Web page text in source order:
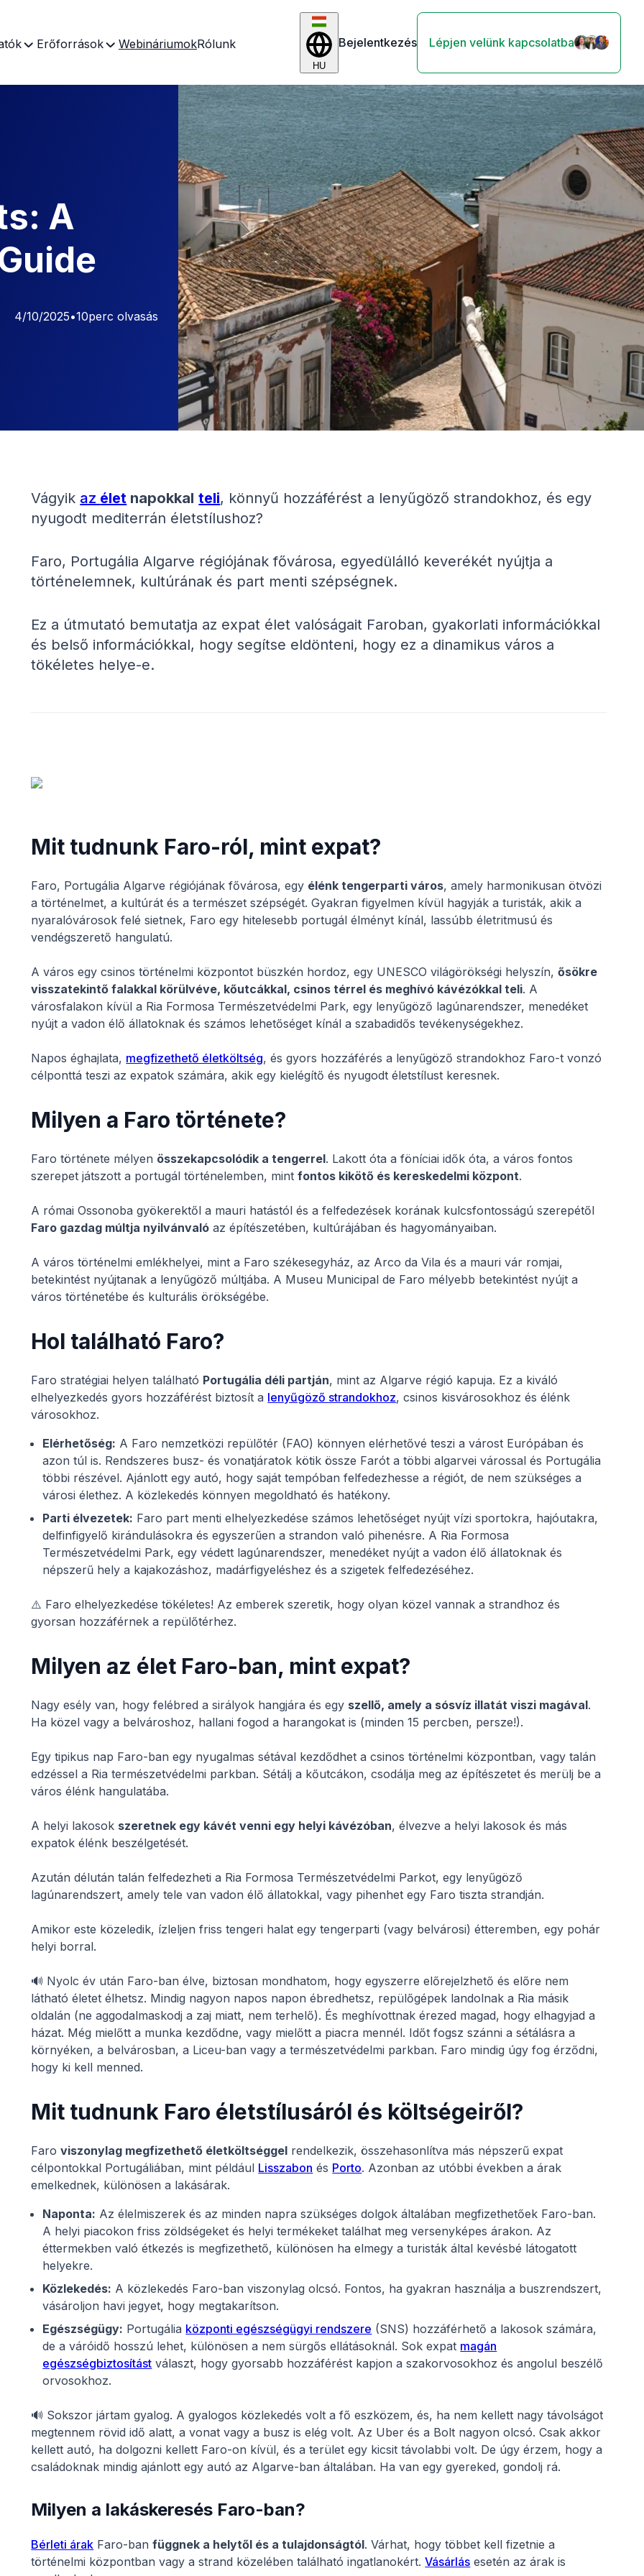
Erőforrások WebináriumokRólunk
HU
Bejelentkezés Lépjen velünk kapcsolatba
A
4/10/2025•10perc olvasás
Vágyik az élet napokkal teli, könnyű hozzáférést a lenyűgöző strandokhoz, és egy
nyugodt mediterrán életstílushoz?
Faro, Portugália Algarve régiójának fővárosa, egyedülálló keverékét nyújtja a
történelemnek, kultúrának és part menti szépségnek.
Ez a útmutató bemutatja az expat élet valóságait Faroban, gyakorlati információkkal
és belső információkkal, hogy segítse eldönteni, hogy ez a dinamikus város a
tökéletes helye-e.
Mit tudnunk Faro-ról, mint expat?
Faro, Portugália Algarve régiójának fővárosa, egy élénk tengerparti város, amely harmonikusan ötvözi
a történelmet, a kultúrát és a természet szépségét. Gyakran figyelmen kívül hagyják a turisták, akik a
nyaralóvárosok felé sietnek, Faro egy hitelesebb portugál élményt kínál, lassúbb életritmusú és
vendégszerető hangulatú.
A város egy csinos történelmi központot büszkén hordoz, egy UNESCO világörökségi helyszín,ősökre
visszatekintő falakkal körülvéve, kőutcákkal, csinos térrel és meghívó kávézókkal teli. A
városfalakon kívül a Ria Formosa Természetvédelmi Park, egy lenyűgöző lagúnarendszer, menedéket
nyújt a vadon élő állatoknak és számos lehetőséget kínál a szabadidős tevékenységekhez.
Napos éghajlata, megfizethető életköltség, és gyors hozzáférés a lenyűgöző strandokhoz Faro-t vonzó
célponttá teszi az expatok számára, akik egy kielégítő és nyugodt életstílust keresnek.
Milyen a Faro története?
Faro története mélyen összekapcsolódik a tengerrel. Lakott óta a föníciai idők óta, a város fontos
szerepet játszott a portugál történelemben, mintfontos kikötő és kereskedelmi központ.
A római Ossonoba gyökerektől a mauri hatástól és a felfedezések korának kulcsfontosságú szerepétől
Faro gazdag múltja nyilvánvaló az építészetében, kultúrájában és hagyományaiban.
A város történelmi emlékhelyei, mint a Faro székesegyház, az Arco da Vila és a mauri vár romjai,
betekintést nyújtanak a lenyűgöző múltjába. A Museu Municipal de Faro mélyebb betekintést nyújt a
város történetébe és kulturális örökségébe.
Hol található Faro?
Faro stratégiai helyen található Portugália déli partján, mint az Algarve régió kapuja. Ez a kiváló
elhelyezkedés gyors hozzáférést biztosít a lenyűgöző strandokhoz, csinos kisvárosokhoz és élénk
városokhoz.
Elérhetőség: A Faro nemzetközi repülőtér (FAO) könnyen elérhetővé teszi a várost Európában és
azon túl is. Rendszeres busz- és vonatjáratok kötik össze Farót a többi algarvei várossal és Portugália
többi részével. Ajánlott egy autó, hogy saját tempóban felfedezhesse a régiót, de nem szükséges a
városi élethez. A közlekedés könnyen megoldható és hatékony.
Parti élvezetek: Faro part menti elhelyezkedése számos lehetőséget nyújt vízi sportokra, hajóutakra,
delfinfigyelő kirándulásokra és egyszerűen a strandon való pihenésre. A Ria Formosa
Természetvédelmi Park, egy védett lagúnarendszer, menedéket nyújt a vadon élő állatoknak és
népszerű hely a kajakozáshoz, madárfigyeléshez és a szigetek felfedezéséhez.
⚠️ Faro elhelyezkedése tökéletes! Az emberek szeretik, hogy olyan közel vannak a strandhoz és
gyorsan hozzáférnek a repülőtérhez.
Milyen az élet Faro-ban, mint expat?
Nagy esély van, hogy felébred a sirályok hangjára és egy szellő, amely a sósvíz illatát viszi magával.
Ha közel vagy a belvároshoz, hallani fogod a harangokat is (minden 15 percben, persze!).
Egy tipikus nap Faro-ban egy nyugalmas sétával kezdődhet a csinos történelmi központban, vagy talán
edzéssel a Ria természetvédelmi parkban. Sétálj a kőutcákon, csodálja meg az építészetet és merülj be a
város élénk hangulatába.
A helyi lakosok szeretnek egy kávét venni egy helyi kávézóban, élvezve a helyi lakosok és más
expatok élénk beszélgetését.
Azután délután talán felfedezheti a Ria Formosa Természetvédelmi Parkot, egy lenyűgöző
lagúnarendszert, amely tele van vadon élő állatokkal, vagy pihenhet egy Faro tiszta strandján.
Amikor este közeledik, ízleljen friss tengeri halat egy tengerparti (vagy belvárosi) étteremben, egy pohár
helyi borral.
🔊 Nyolc év után Faro-ban élve, biztosan mondhatom, hogy egyszerre előrejelzhető és előre nem
látható életet élhetsz. Mindig nagyon napos napon ébredhetsz, repülőgépek landolnak a Ria másik
oldalán (ne aggodalmaskodj a zaj miatt, nem terhelő). És meghívottnak érezed magad, hogy elhagyjad a
házat. Még mielőtt a munka kezdődne, vagy mielőtt a piacra mennél. Időt fogsz szánni a sétálásra a
környéken, a belvárosban, a Liceu-ban vagy a természetvédelmi parkban. Faro mindig úgy fog érződni,
hogy ki kell menned.
Mit tudnunk Faro életstílusáról és költségeiről?
Faroviszonylag megfizethető életköltséggel rendelkezik, összehasonlítva más népszerű expat
célpontokkal Portugáliában, mint például Lisszabon és Porto. Azonban az utóbbi években a árak
emelkednek, különösen a lakásárak.
Naponta: Az élelmiszerek és az minden napra szükséges dolgok általában megfizethetőek Faro-ban.
A helyi piacokon friss zöldségeket és helyi termékeket találhat meg versenyképes árakon. Az
éttermekben való étkezés is megfizethető, különösen ha elmegy a turisták által kevésbé látogatott
helyekre.
Közlekedés: A közlekedés Faro-ban viszonylag olcsó. Fontos, ha gyakran használja a buszrendszert,
vásároljon havi jegyet, hogy megtakarítson.
Egészségügy: Portugália központi egészségügyi rendszere (SNS) hozzáférhető a lakosok számára,
de a váróidő hosszú lehet, különösen a nem sürgős ellátásoknál. Sok expat magán
egészségbiztosítást választ, hogy gyorsabb hozzáférést kapjon a szakorvosokhoz és angolul beszélő
orvosokhoz.
🔊 Sokszor jártam gyalog. A gyalogos közlekedés volt a fő eszközem, és, ha nem kellett nagy távolságot
megtennem rövid idő alatt, a vonat vagy a busz is elég volt. Az Uber és a Bolt nagyon olcsó. Csak akkor
kellett autó, ha dolgozni kellett Faro-on kívül, és a terület egy kicsit távolabbi volt. De úgy érzem, hogy a
családoknak mindig ajánlott egy autó az Algarve-ban általában. Ha van egy gyereked, gondolj rá.
Milyen a lakáskeresés Faro-ban?
Bérleti árak Faro-banfüggnek a helytől és a tulajdonságtól. Várhat, hogy többet kell fizetnie a
történelmi központban vagy a strand közelében található ingatlanokért.Vásárlás esetén az árak is